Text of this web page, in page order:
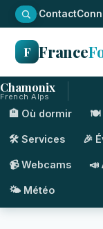
·Contact
F France
Chamonix
French Alps
🏨 Où dormir 🍽️
🛠️ Services 🎉
📹 Webcams 📣
🌤️ Météo